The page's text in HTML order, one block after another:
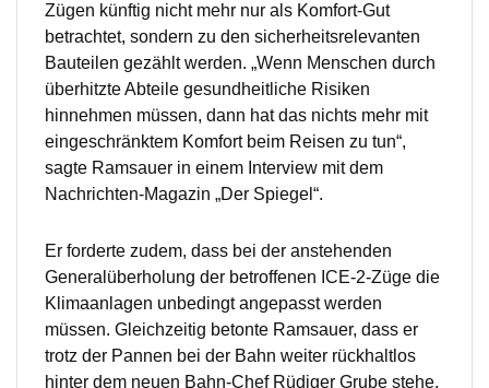
Zügen künftig nicht mehr nur als Komfort-Gut
betrachtet, sondern zu den sicherheitsrelevanten
Bauteilen gezählt werden. „Wenn Menschen durch
überhitzte Abteile gesundheitliche Risiken
hinnehmen müssen, dann hat das nichts mehr mit
eingeschränktem Komfort beim Reisen zu tun“,
sagte Ramsauer in einem Interview mit dem
Nachrichten-Magazin „Der Spiegel“.
Er forderte zudem, dass bei der anstehenden
Generalüberholung der betroffenen ICE-2-Züge die
Klimaanlagen unbedingt angepasst werden
müssen. Gleichzeitig betonte Ramsauer, dass er
trotz der Pannen bei der Bahn weiter rückhaltlos
hinter dem neuen Bahn-Chef Rüdiger Grube stehe.